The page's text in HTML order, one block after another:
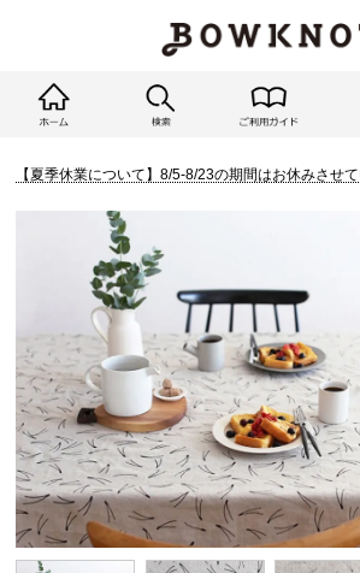
【夏季休業について】8/5-8/23の期間はお休みさせ